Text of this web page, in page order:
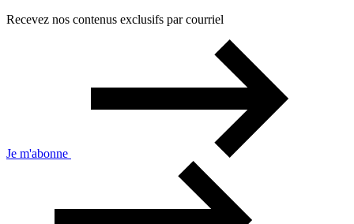
Recevez nos contenus exclusifs par courriel
Je m'abonne